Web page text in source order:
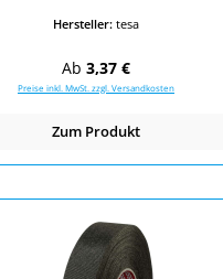
Hersteller: tesa
Regulärer Preis:
Ab 3,37 €
Preise inkl. MwSt. zzgl. Versandkosten
Zum Produkt